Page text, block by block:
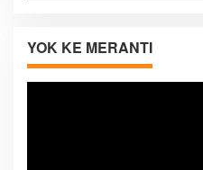
YOK KE MERANTI
Pemutar